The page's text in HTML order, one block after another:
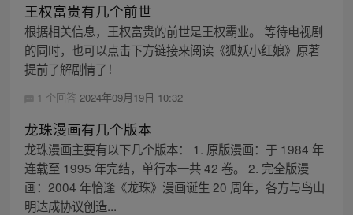
王权富贵有几个前世
根据相关信息，王权富贵的前世是王权霸业。 等待电视剧
的同时，也可以点击下方链接来阅读《狐妖小红娘》原著
提前了解剧情了！
1 个回答 2024年09月19日 10:32
龙珠漫画有几个版本
龙珠漫画主要有以下几个版本： 1. 原版漫画：于 1984 年
连载至 1995 年完结，单行本一共 42 卷。 2. 完全版漫
画：2004 年恰逢《龙珠》漫画诞生 20 周年，各方与鸟山
明达成协议创造...